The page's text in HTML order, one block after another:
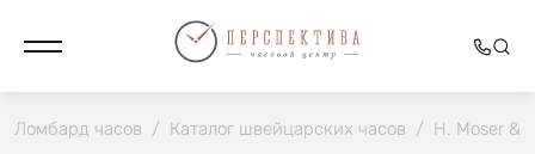
Ломбард часов / Каталог швейцарских часов / H. Moser &